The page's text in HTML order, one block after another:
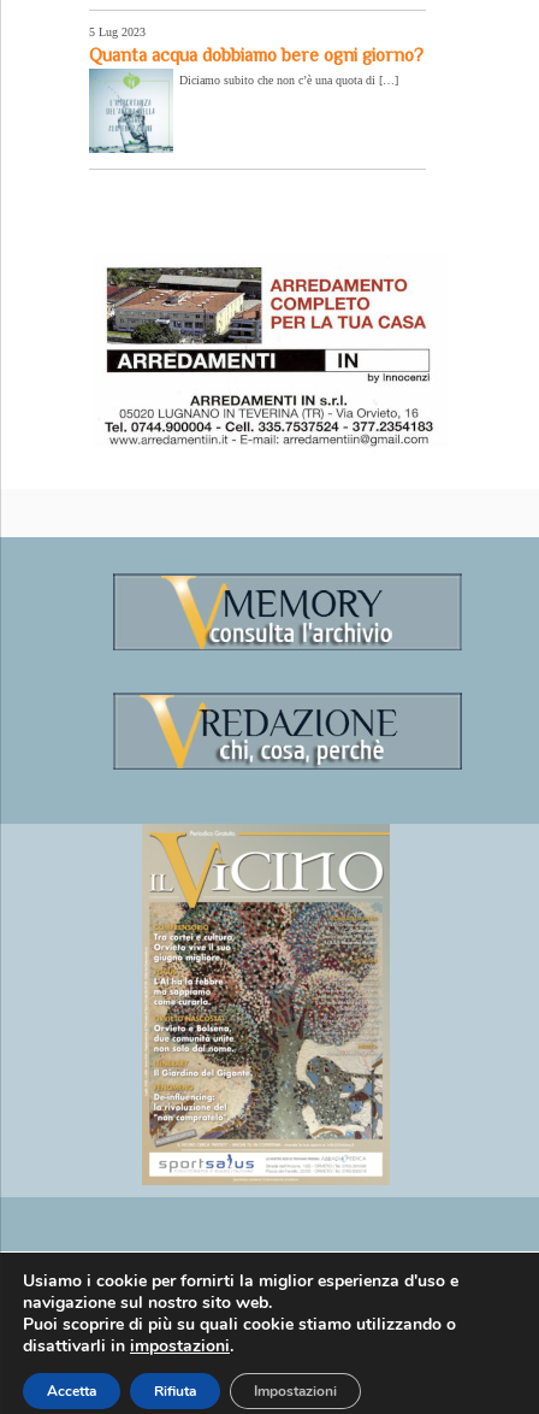
5 Lug 2023
Quanta acqua dobbiamo bere ogni giorno?
Diciamo subito che non c’è una quota di […]
Copyright © EasyMedia srl P.IVA
01269920557 |
Usiamo i cookie per fornirti la miglior esperienza d'uso e
navigazione sul nostro sito web.
Puoi scoprire di più su quali cookie stiamo utilizzando o
disattivarli in impostazioni.
Accetta Rifiuta Impostazioni